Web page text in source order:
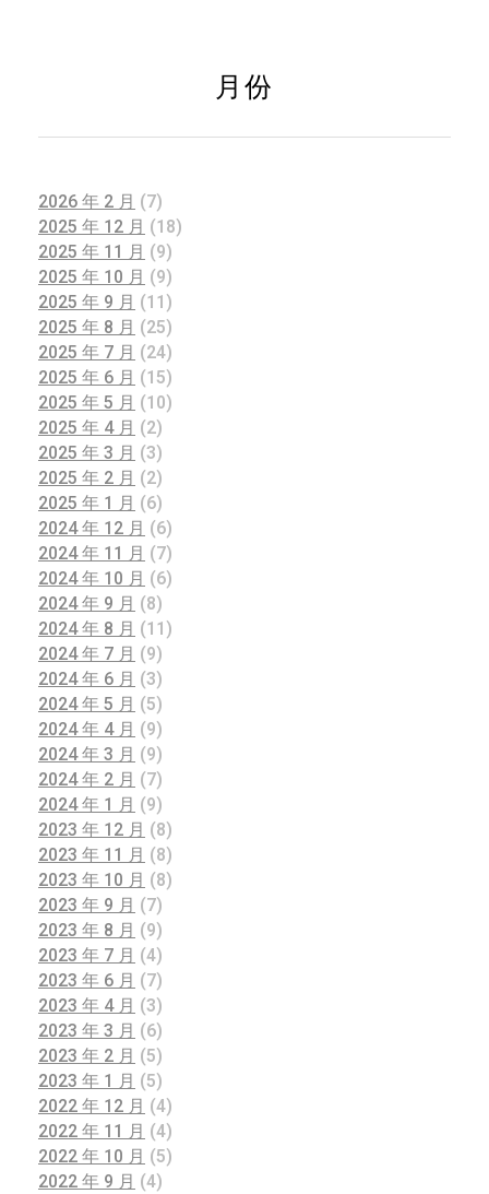
月份
2026 年 2 月 (7)
2025 年 12 月 (18)
2025 年 11 月 (9)
2025 年 10 月 (9)
2025 年 9 月 (11)
2025 年 8 月 (25)
2025 年 7 月 (24)
2025 年 6 月 (15)
2025 年 5 月 (10)
2025 年 4 月 (2)
2025 年 3 月 (3)
2025 年 2 月 (2)
2025 年 1 月 (6)
2024 年 12 月 (6)
2024 年 11 月 (7)
2024 年 10 月 (6)
2024 年 9 月 (8)
2024 年 8 月 (11)
2024 年 7 月 (9)
2024 年 6 月 (3)
2024 年 5 月 (5)
2024 年 4 月 (9)
2024 年 3 月 (9)
2024 年 2 月 (7)
2024 年 1 月 (9)
2023 年 12 月 (8)
2023 年 11 月 (8)
2023 年 10 月 (8)
2023 年 9 月 (7)
2023 年 8 月 (9)
2023 年 7 月 (4)
2023 年 6 月 (7)
2023 年 4 月 (3)
2023 年 3 月 (6)
2023 年 2 月 (5)
2023 年 1 月 (5)
2022 年 12 月 (4)
2022 年 11 月 (4)
2022 年 10 月 (5)
2022 年 9 月 (4)